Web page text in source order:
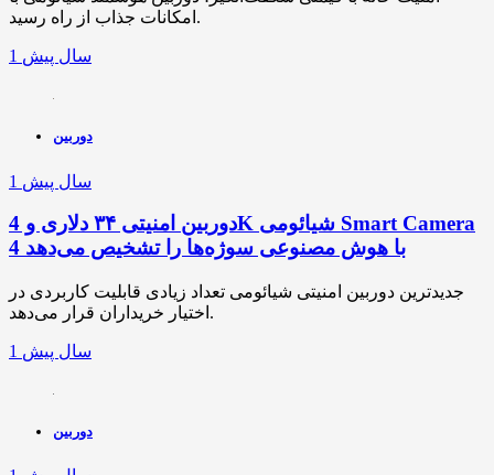
امکانات جذاب از راه رسید.
1 سال پیش
دوربین
1 سال پیش
دوربین امنیتی ۳۴ دلاری و 4K شیائومی Smart Camera
4 با هوش مصنوعی سوژه‌ها را تشخیص می‌دهد
جدیدترین دوربین امنیتی شیائومی تعداد زیادی قابلیت کاربردی در
اختیار خریداران قرار می‌دهد.
1 سال پیش
دوربین